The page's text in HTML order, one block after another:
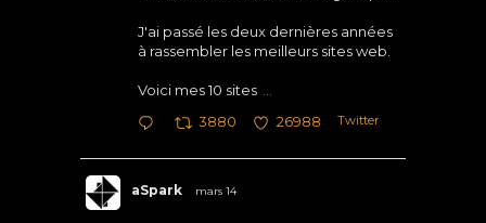
J'ai passé les deux dernières années
à rassembler les meilleurs sites web.
Voici mes 10 sites
3880 26988 Twitter
aSpark mars 14